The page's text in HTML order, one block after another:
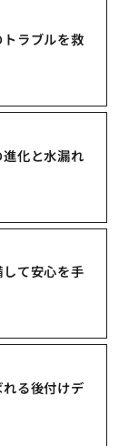
ラブルを救
化と水漏れ
て安心を手
る後付けデ